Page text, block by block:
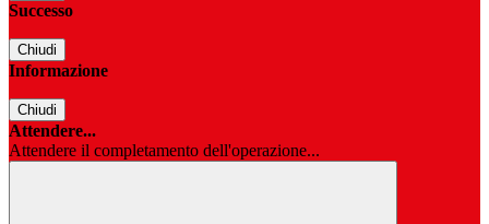
Successo
Chiudi
Informazione
Chiudi
Attendere...
Attendere il completamento dell'operazione...